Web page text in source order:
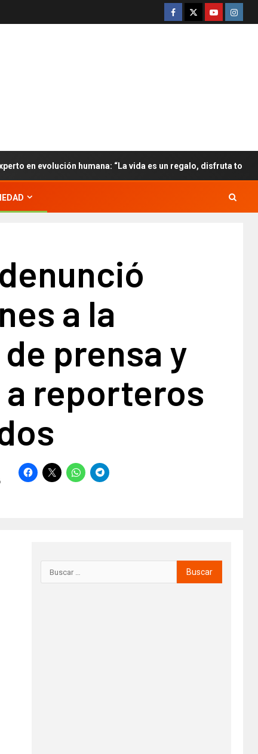
evolución humana: “La vida es un regalo, disfruta todo lo que
a la
prensa y
reporteros